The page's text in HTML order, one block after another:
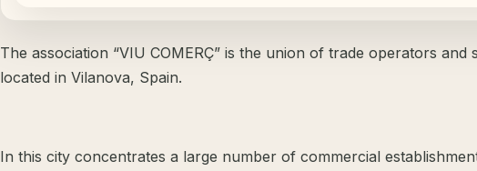
The association “VIU COMERÇ” is the union of trade operators and
located in Vilanova, Spain.
In this city concentrates a large number of commercial